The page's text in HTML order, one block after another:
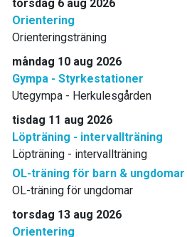
torsdag 6 aug 2026
Orientering
Orienteringsträning
måndag 10 aug 2026
Gympa - Styrkestationer
Utegympa - Herkulesgården
tisdag 11 aug 2026
Löpträning - intervallträning
Löpträning - intervallträning
OL-träning för barn & ungdomar
OL-träning för ungdomar
torsdag 13 aug 2026
Orientering